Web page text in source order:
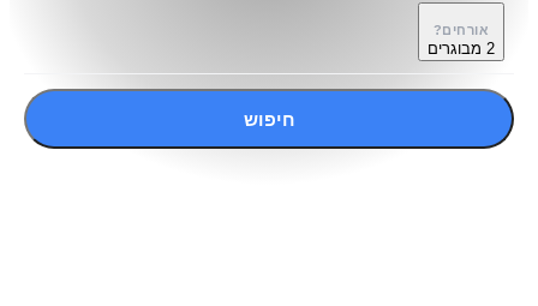
אורחים?
2 מבוגרים
חיפוש